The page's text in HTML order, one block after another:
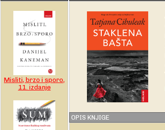
Misliti, brzo i sporo,
11. izdanje
OPIS KNJIGE